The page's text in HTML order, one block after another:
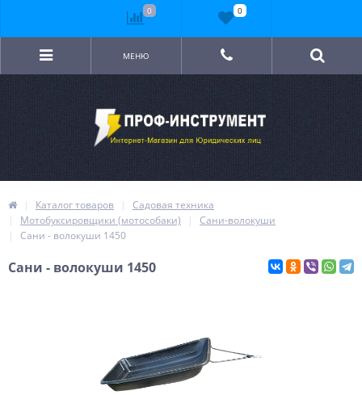
МЕНЮ
Каталог товаров
Садовая техника
Мотобуксировщики (мотособаки)
Сани-волокуши
Сани - волокуши 1450
Сани - волокуши 1450
0 0